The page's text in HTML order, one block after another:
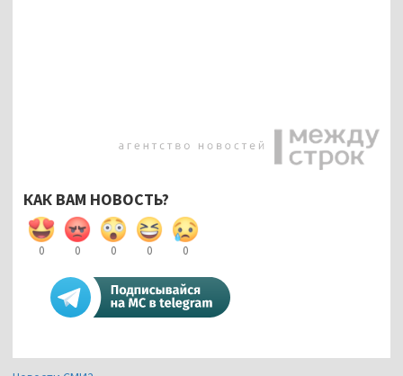
КАК ВАМ НОВОСТЬ?
0 0 0 0 0